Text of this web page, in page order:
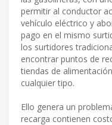
permitir al conductor
vehículo eléctrico y
pago en el mismo
los surtidores
encontrar puntos de
tiendas de
cualquier tipo.
Ello genera un
recarga contienen